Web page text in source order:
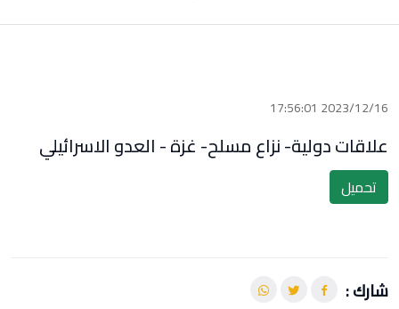
2023/12/16 17:56:01
علاقات دولية- نزاع مسلح- غزة - العدو الاسرائيلي
تحميل
شارك :